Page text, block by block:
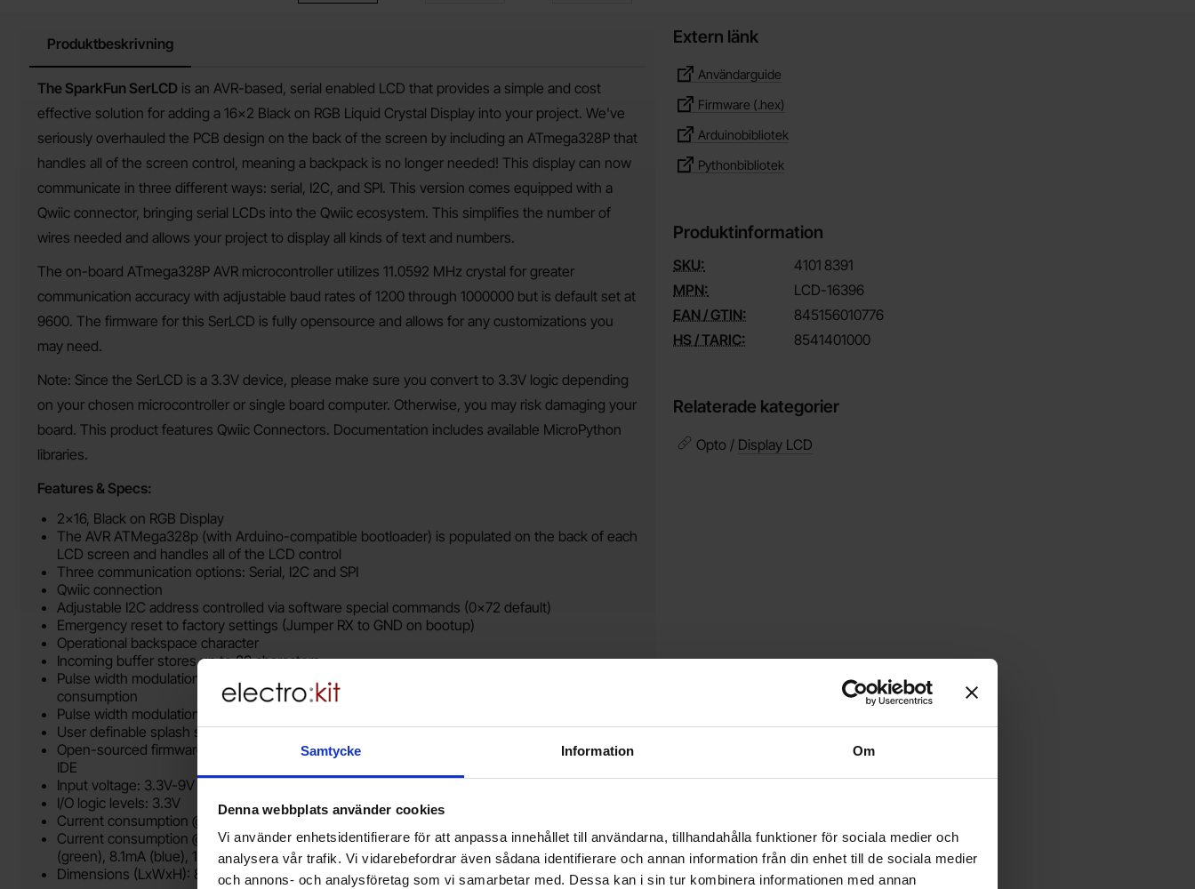
Samtycke Information Om
Denna webbplats använder cookies
Vi använder enhetsidentifierare för att anpassa innehållet till användarna, tillhandahålla funktioner för sociala medier och
analysera vår trafik. Vi vidarebefordrar även sådana identifierare och annan information från din enhet till de sociala medier
och annons- och analysföretag som vi samarbetar med. Dessa kan i sin tur kombinera informationen med annan
Produktbeskrivning
Produktbeskrivning
The SparkFun SerLCD is an AVR-based, serial enabled LCD that provides a simple and cost
effective solution for adding a 16x2 Black on RGB Liquid Crystal Display into your project. We've
seriously overhauled the PCB design on the back of the screen by including an ATmega328P that
handles all of the screen control, meaning a backpack is no longer needed! This display can now
communicate in three different ways: serial, I2C, and SPI. This version comes equipped with a
Qwiic connector, bringing serial LCDs into the Qwiic ecosystem. This simplifies the number of
wires needed and allows your project to display all kinds of text and numbers.
The on-board ATmega328P AVR microcontroller utilizes 11.0592 MHz crystal for greater
communication accuracy with adjustable baud rates of 1200 through 1000000 but is default set at
9600. The firmware for this SerLCD is fully opensource and allows for any customizations you
may need.
Note: Since the SerLCD is a 3.3V device, please make sure you convert to 3.3V logic depending
on your chosen microcontroller or single board computer. Otherwise, you may risk damaging your
board. This product features Qwiic Connectors. Documentation includes available MicroPython
libraries.
Features & Specs:
2x16, Black on RGB Display
The AVR ATMega328p (with Arduino-compatible bootloader) is populated on the back of each
LCD screen and handles all of the LCD control
Three communication options: Serial, I2C and SPI
Qwiic connection
Adjustable I2C address controlled via software special commands (0x72 default)
Emergency reset to factory settings (Jumper RX to GND on bootup)
Operational backspace character
Incoming buffer stores up to 80 characters
Pulse width modulation of backlight allows direct control of backlight brightness and current
consumption
Pulse width modulation of contrast allows for software defined contrast amount.
User definable splash screen
Open-sourced firmware and Arduino-compatible bootloader enables updates via the Arduino
IDE
Input voltage: 3.3V-9V (3.3V only via Qwiic connector and "+" pin)
I/O logic levels: 3.3V
Current consumption @ 3.3V: Minimum with no characters: 4.4mA (LEDs off)
Current consumption @ 3.3V: Maximum with all character spaces filled, 11.9mA (red), 8.9mA
(green), 8.1mA (blue), 19.6mA (white)
Dimensions (LxWxH): 80.29 x 35.90 x 14.09 mm
Extern länk
Användarguide
Firmware (.hex)
Arduinobibliotek
Pythonbibliotek
Produktinformation
SKU: 4101 8391
MPN:
LCD-16396
EAN / GTIN:
845156010776
HS / TARIC:
8541401000
Relaterade kategorier
Opto / Display LCD